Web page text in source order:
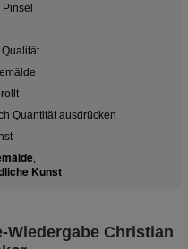
Pinsel
Quantität ausdrücken
,
Kunst
Wiedergabe Christian